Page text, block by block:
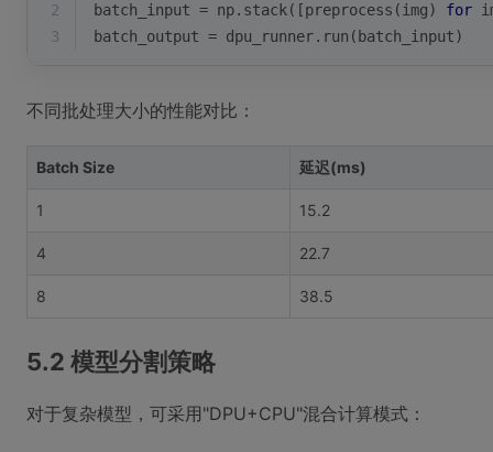
2
batch_input = np.stack([preprocess(img) for
3
batch_output = dpu_runner.run(batch_input)
不同批处理大小的性能对比：
Batch Size 延迟(ms)
1 15.2
4 22.7
8 38.5
5.2 模型分割策略
对于复杂模型，可采用"DPU+CPU"混合计算模式：